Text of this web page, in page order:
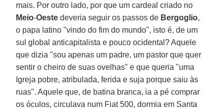
mais. Por outro lado, por que um cardeal criado no
Meio-Oeste deveria seguir os passos de Bergoglio,
o papa latino "vindo do fim do mundo", isto é, de um
sul global anticapitalista e pouco ocidental? Aquele
que dizia "sou apenas um padre, um pastor que quer
sentir o cheiro de suas ovelhas" e que queria "uma
Igreja pobre, atribulada, ferida e suja porque saiu às
ruas". Aquele que, de batina branca, ia a pé comprar
os óculos, circulava num Fiat 500, dormia em Santa